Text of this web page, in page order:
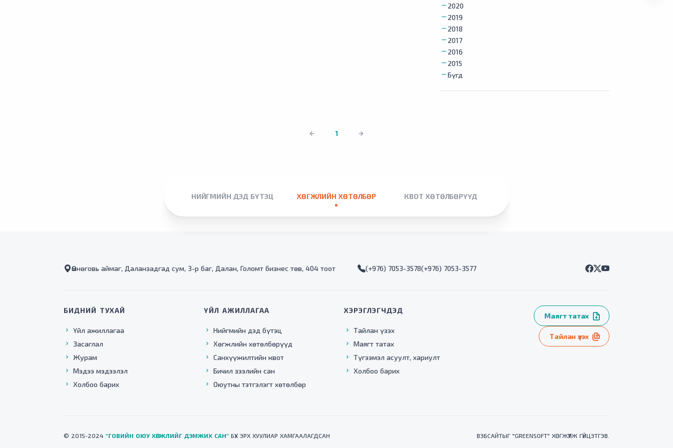
2020
2019
2018
2017
2016
2015
Бүгд
1
НИЙГМИЙН ДЭД БҮТЭЦ ХӨГЖЛИЙН ХӨТӨЛБӨР КВОТ ХӨТӨЛБӨРҮҮД
Өмнөговь аймаг, Даланзадгад сум, 3-р баг, Далан, Голомт бизнес төв, 404 тоот (+976) 7053-3578(+976) 7053-3577
БИДНИЙ ТУХАЙ
Үйл ажиллагаа
Засаглал
Журам
Мэдээ мэдээлэл
Холбоо барих
ҮЙЛ АЖИЛЛАГАА
Нийгмийн дэд бүтэц
Хөгжлийн хөтөлбөрүүд
Санхүүжилтийн квот
Бичил зээлийн сан
Оюутны тэтгэлэгт хөтөлбөр
ХЭРЭГЛЭГЧДЭД
Тайлан үзэх
Маягт татах
Түгээмэл асуулт, хариулт
Холбоо барих
Маягт татах
Тайлан үзэх
© 2015-2024 "ГОВИЙН ОЮУ ХӨГЖЛИЙГ ДЭМЖИХ САН" БҮХ ЭРХ ХУУЛИАР ХАМГААЛАГДСАН ВЭБСАЙТЫГ "GREENSOFT" ХӨГЖҮҮЛЖ ГҮЙЦЭТГЭВ.